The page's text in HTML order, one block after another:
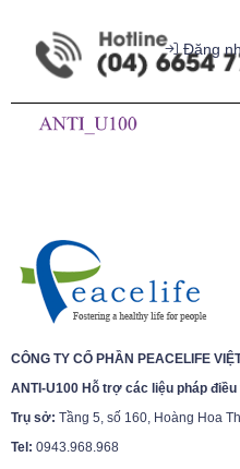
Đăng
CÔNG TY CỔ PHẦN PEACELIFE
ANTI-U100 Hỗ trợ các liệu pháp
Trụ sở: Tầng 5, số 160, Hoàng Hoa
Tel: 0943.968.968